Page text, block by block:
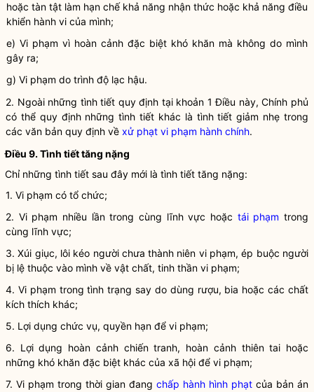
hoặc tàn tật làm hạn chế khả năng nhận thức hoặc khả năng điều
khiển hành vi của mình;
e) Vi phạm vì hoàn cảnh đặc biệt khó khăn mà không do mình
gây ra;
g) Vi phạm do trình độ lạc hậu.
2. Ngoài những tình tiết quy định tại khoản 1 Điều này, Chính phủ
có thể quy định những tình tiết khác là tình tiết giảm nhẹ trong
các văn bản quy định về xử phạt vi phạm hành chính.
Điều 9. Tình tiết tăng nặng
Chỉ những tình tiết sau đây mới là tình tiết tăng nặng:
1. Vi phạm có tổ chức;
2. Vi phạm nhiều lần trong cùng lĩnh vực hoặc tái phạm trong
cùng lĩnh vực;
3. Xúi giục, lôi kéo người chưa thành niên vi phạm, ép buộc người
bị lệ thuộc vào mình về vật chất, tinh thần vi phạm;
4. Vi phạm trong tình trạng say do dùng rượu, bia hoặc các chất
kích thích khác;
5. Lợi dụng chức vụ, quyền hạn để vi phạm;
6. Lợi dụng hoàn cảnh chiến tranh, hoàn cảnh thiên tai hoặc
những khó khăn đặc biệt khác của xã hội để vi phạm;
7. Vi phạm trong thời gian đang chấp hành hình phạt của bản án